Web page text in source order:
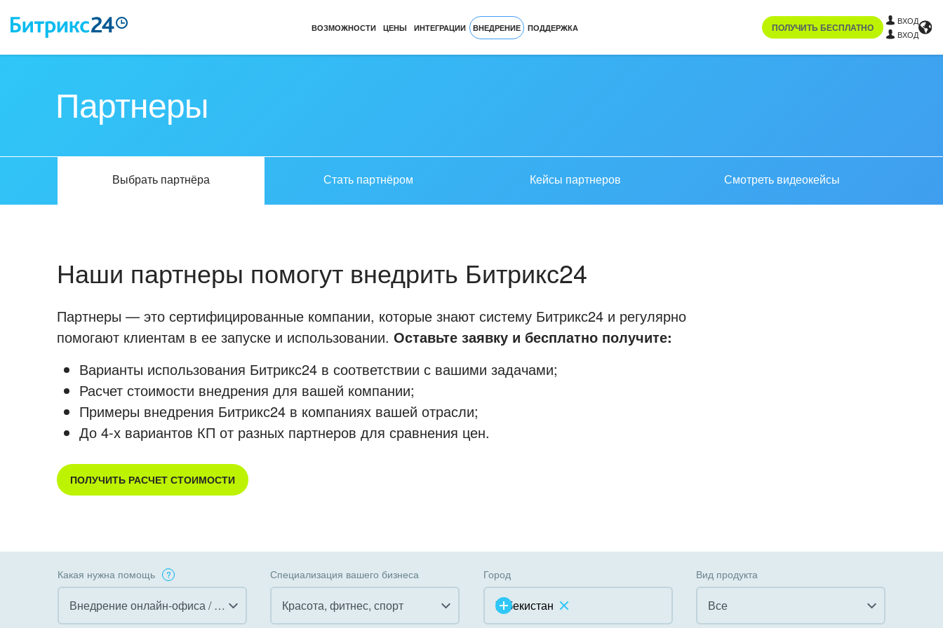
ВОЗМОЖНОСТИ ЦЕНЫ ИНТЕГРАЦИИ ВНЕДРЕНИЕ ПОДДЕРЖКА ПОЛУЧИТЬ БЕСПЛАТНО
ВХОД
ВХОД
Партнеры
Выбрать партнёра Стать партнёром Кейсы партнеров Смотреть видеокейсы
Наши партнеры помогут внедрить Битрикс24
Партнеры — это сертифицированные компании, которые знают систему Битрикс24 и регулярно
помогают клиентам в ее запуске и использовании. Оставьте заявку и бесплатно получите:
Варианты использования Битрикс24 в соответствии с вашими задачами;
Расчет стоимости внедрения для вашей компании;
Примеры внедрения Битрикс24 в компаниях вашей отрасли;
До 4-х вариантов КП от разных партнеров для сравнения цен.
ПОЛУЧИТЬ РАСЧЕТ СТОИМОСТИ
Какая нужна помощь
Внедрение онлайн-офиса / Интранета
Специализация вашего бизнеса
Красота, фитнес, спорт
Город
Узбекистан
Вид продукта
Все